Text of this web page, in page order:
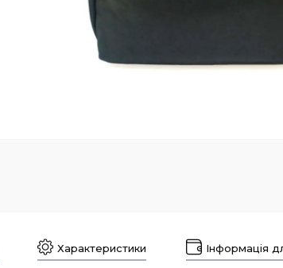
Характеристики Інформація